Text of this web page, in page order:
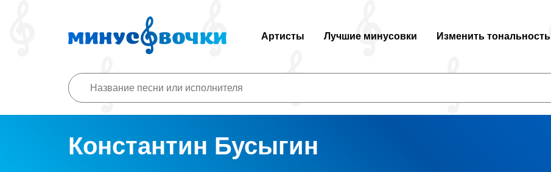
Артисты Лучшие минусовки Изменить тональность
Константин Бусыгин